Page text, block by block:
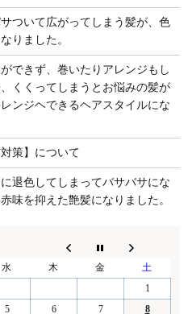
ついて広がってしまう髪が、色
りました。
できず、巻いたりアレンジもし
くくってしまうとお悩みの髪が
ンジヘできるヘアスタイルにな
策】について
退色してしまってバサバサにな
味を抑えた艶髪になりました。
水 木 金
土
1
5 6 7 8